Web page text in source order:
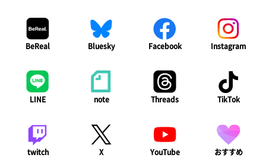
BeReal Bluesky Facebook Instagram
LINE note Threads TikTok
twitch X YouTube おすすめ